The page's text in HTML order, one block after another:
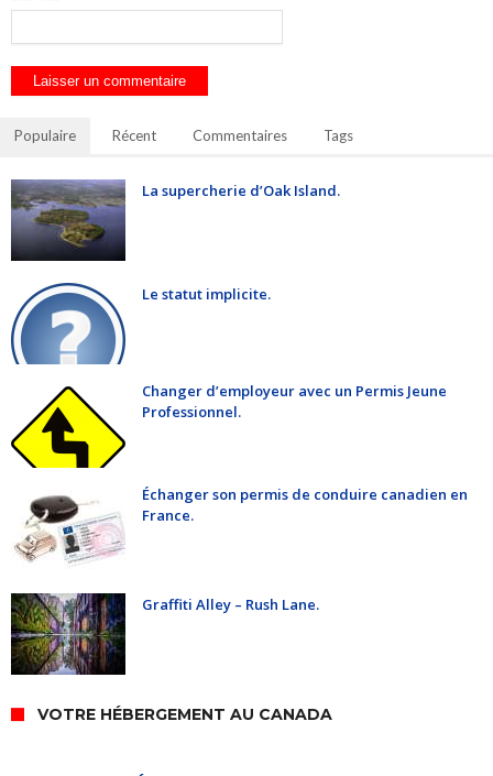
Populaire Récent Commentaires Tags
La supercherie d’Oak Island.
Le statut implicite.
Changer d’employeur avec un Permis Jeune
Professionnel.
Échanger son permis de conduire canadien en
France.
Graffiti Alley – Rush Lane.
VOTRE HÉBERGEMENT AU CANADA